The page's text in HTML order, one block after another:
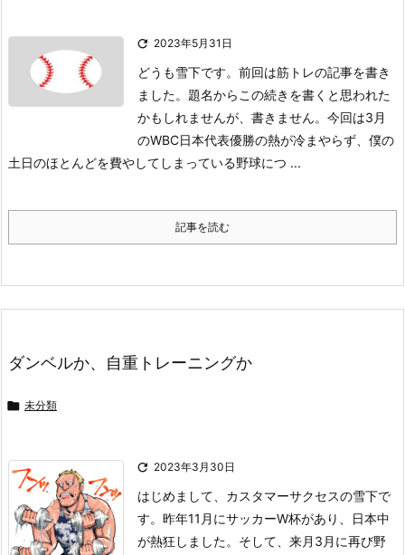
 2023年5月31日
どうも雪下です。 前回は筋トレの記事を書き
ました。題名からこの続きを書くと思われた
かもしれませんが、書きません。今回は3月
のWBC日本代表優勝の熱が冷まやらず、 僕の
土日のほとんどを費やしてしまっている野球につ ...
記事を読む
ダンベルか、自重トレーニングか
 未分類
 2023年3月30日
はじめまして、カスタマーサクセスの雪下で
す。 昨年11月にサッカーW杯があり、日本中
が熱狂しました。そして、来月3月に再び野